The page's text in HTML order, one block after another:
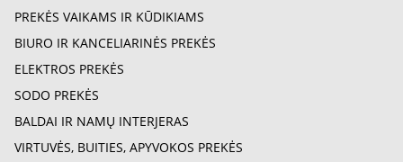
PREKĖS VAIKAMS IR KŪDIKIAMS
BIURO IR KANCELIARINĖS PREKĖS
ELEKTROS PREKĖS
SODO PREKĖS
BALDAI IR NAMŲ INTERJERAS
VIRTUVĖS, BUITIES, APYVOKOS PREKĖS